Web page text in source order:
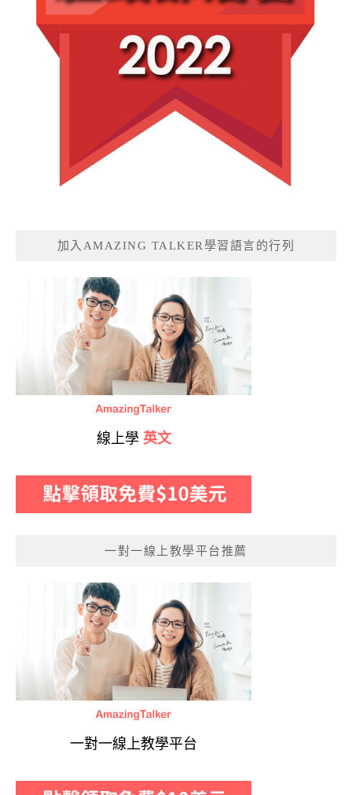
加入AMAZING TALKER學習語言的行列
線上學 英文
一對一線上教學平台推薦
一對一線上教學平台